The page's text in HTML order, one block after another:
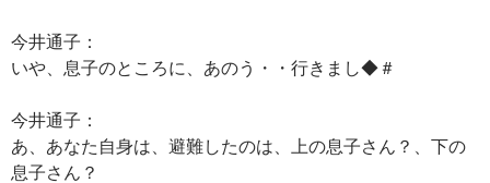
今井通子：
いや、息子のところに、あのう・・行きまし◆＃
今井通子：
あ、あなた自身は、避難したのは、上の息子さん？、下の
息子さん？